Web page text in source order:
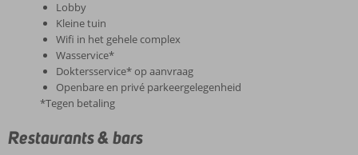
Lobby
Kleine tuin
Wifi in het gehele complex
Wasservice*
Doktersservice* op aanvraag
Openbare en privé parkeergelegenheid
*Tegen betaling
Restaurants & bars